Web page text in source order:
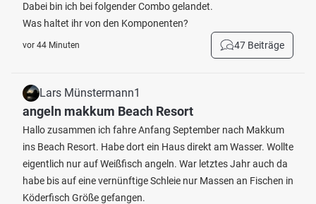
Dabei bin ich bei folgender Combo gelandet.
Was haltet ihr von den Komponenten?
vor 44 Minuten 47 Beiträge
Lars Münstermann1
angeln makkum Beach Resort
Hallo zusammen ich fahre Anfang September nach Makkum
ins Beach Resort. Habe dort ein Haus direkt am Wasser. Wollte
eigentlich nur auf Weißfisch angeln. War letztes Jahr auch da
habe bis auf eine vernünftige Schleie nur Massen an Fischen in
Köderfisch Größe gefangen.